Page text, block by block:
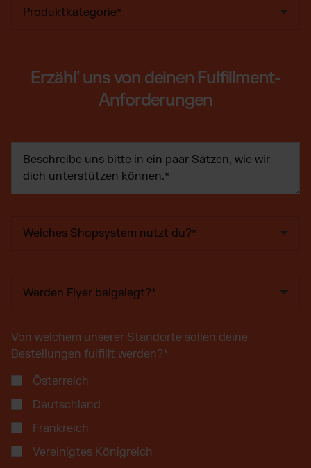
Erzähl' uns von deinen Fulfillment-
Anforderungen
Von welchem unserer Standorte sollen deine
Bestellungen fulfillt werden?*
Österreich
Deutschland
Frankreich
Vereinigtes Königreich